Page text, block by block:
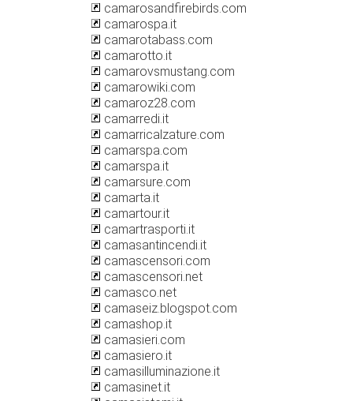
camarosandfirebirds.com
camarospa.it
camarotabass.com
camarotto.it
camarovsmustang.com
camarowiki.com
camaroz28.com
camarredi.it
camarricalzature.com
camarspa.com
camarspa.it
camarsure.com
camarta.it
camartour.it
camartrasporti.it
camasantincendi.it
camascensori.com
camascensori.net
camasco.net
camaseiz.blogspot.com
camashop.it
camasieri.com
camasiero.it
camasilluminazione.it
camasinet.it